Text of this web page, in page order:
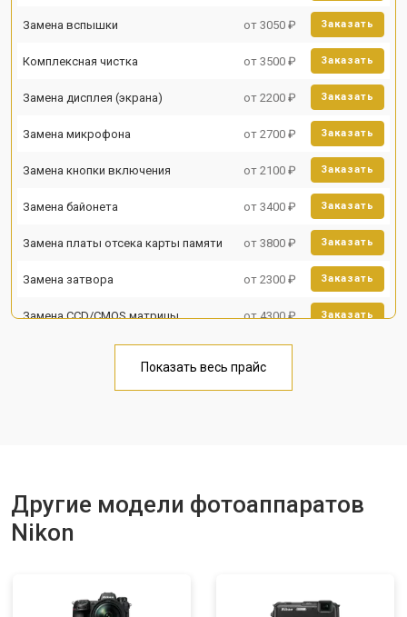
Замена вспышки от 3050 ₽ Заказать
Комплексная чистка от 3500 ₽ Заказать
Замена дисплея (экрана) от 2200 ₽ Заказать
Замена микрофона от 2700 ₽ Заказать
Замена кнопки включения от 2100 ₽ Заказать
Замена байонета от 3400 ₽ Заказать
Замена платы отсека карты памяти от 3800 ₽ Заказать
Замена затвора от 2300 ₽ Заказать
Замена CCD/CMOS матрицы от 4300 ₽ Заказать
Показать весь прайс
Другие модели фотоаппаратов
Nikon